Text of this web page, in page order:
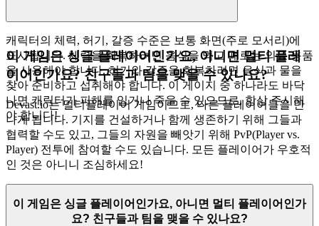
캐릭터의 체력, 허기, 갈증 수준은 보통 화면(주로 모서리)에
표시됩니다. 체력을 회복하려면 음식을 먹고 때로는 의료 용품
을 사용해야 합니다. 허기와 갈증을 회복하려면 음식과 물을
찾아 준비하고 섭취해야 합니다. 이 게이지 중 하나라도 바닥
나면 캐릭터가 피해를 입거나 죽을 수 있으므로, 항상 주시해
야 합니다!
이 게임은 싱글 플레이어인가요, 아니면 멀티 플레
이어인가요? 친구들과 팀을 맺을 수 있나요?
Devast.io는 멀티플레이어 게임이므로, 다른 플레이어들을 만
나게 됩니다. 기지를 건설하거나 함께 생존하기 위해 그들과
협력할 수도 있고, 그들의 자원을 빼앗기 위해 PvP(Player vs.
Player) 전투에 참여할 수도 있습니다. 모든 플레이어가 우호적
인 것은 아니니 조심하세요!
이 게임은 싱글 플레이어인가요, 아니면 멀티 플레이어인가
요? 친구들과 팀을 맺을 수 있나요?